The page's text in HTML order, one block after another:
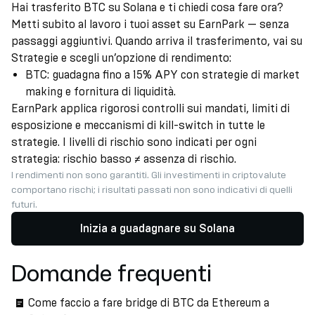
Hai trasferito BTC su Solana e ti chiedi cosa fare ora?
Metti subito al lavoro i tuoi asset su EarnPark — senza
passaggi aggiuntivi. Quando arriva il trasferimento, vai su
Strategie e scegli un’opzione di rendimento:
BTC: guadagna fino a 15% APY con strategie di market
making e fornitura di liquidità.
EarnPark applica rigorosi controlli sui mandati, limiti di
esposizione e meccanismi di kill-switch in tutte le
strategie. I livelli di rischio sono indicati per ogni
strategia: rischio basso ≠ assenza di rischio.
I rendimenti non sono garantiti. Gli investimenti in criptovalute
comportano rischi; i risultati passati non sono indicativi di quelli
futuri.
Inizia a guadagnare su Solana
Domande frequenti
Come faccio a fare bridge di BTC da Ethereum a